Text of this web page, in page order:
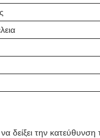
την κατεύθυνση